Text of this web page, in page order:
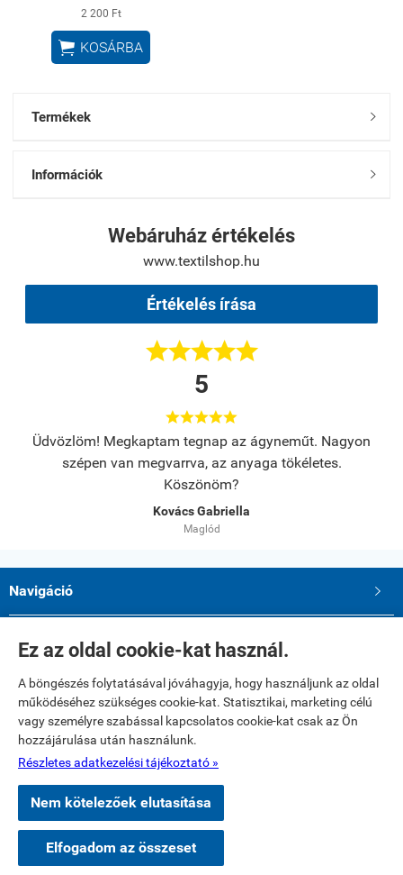
Ez az oldal cookie-kat használ.
A böngészés folytatásával jóváhagyja, hogy használjunk az oldal
működéséhez szükséges cookie-kat. Statisztikai, marketing célú
vagy személyre szabással kapcsolatos cookie-kat csak az Ön
hozzájárulása után használunk.
Részletes adatkezelési tájékoztató »
Nem kötelezőek elutasítása
Elfogadom az összeset
2 200 Ft
 KOSÁRBA
Termékek 
Információk 
Webáruház értékelés
www.textilshop.hu
Értékelés írása

5

Üdvözlöm! Megkaptam tegnap az ágyneműt. Nagyon
szépen van megvarrva, az anyaga tökéletes.
Köszönöm?
Kovács Gabriella
Maglód
Navigáció 
Saját fiók
Elérhetőségek
Paku Andrea ev.
2234 Maglód, Dózsa György utca 39
Telefon: 06 20 321 23 77
E-mail: textilshop1@gmail.com
Webáruház készítés